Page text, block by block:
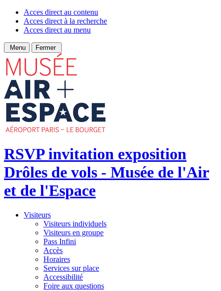
Acces direct au contenu
Acces direct à la recherche
Acces direct au menu
Menu Fermer
RSVP invitation exposition
Drôles de vols - Musée de l'Air
et de l'Espace
Visiteurs
Visiteurs individuels
Visiteurs en groupe
Pass Infini
Accès
Horaires
Services sur place
Accessibilité
Foire aux questions